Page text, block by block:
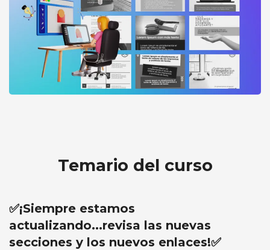
Temario del curso
✅¡Siempre estamos
actualizando...revisa las nuevas
secciones y los nuevos enlaces!✅